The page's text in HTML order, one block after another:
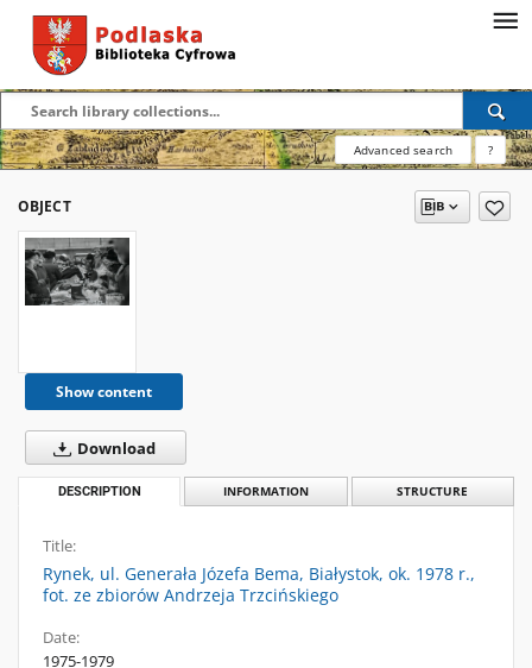
Advanced search ?
OBJECT
Show content
Download
DESCRIPTION INFORMATION STRUCTURE
Title:
Rynek, ul. Generała Józefa Bema, Białystok, ok. 1978 r.,
fot. ze zbiorów Andrzeja Trzcińskiego
Date:
1975-1979